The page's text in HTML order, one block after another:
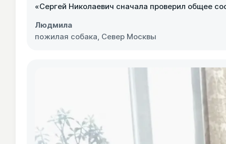
«Сергей Николаевич сначала проверил общее
Людмила
пожилая собака, Север Москвы